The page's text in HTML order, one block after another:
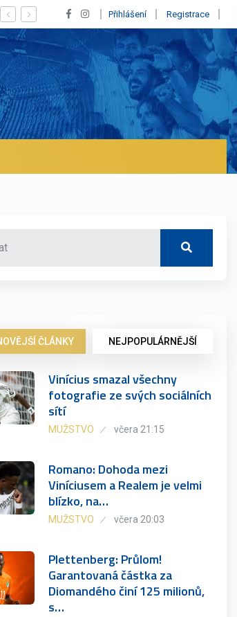
se klub na trh už v lednu? | BALETKY #33
Přihlášení Registrace
ČLÁNKY NEJPOPULÁRNĚJŠÍ
Vinícius smazal všechny
fotografie ze svých sociálních
sítí
MUŽSTVO včera 21:15
Romano: Dohoda mezi
Viníciusem a Realem je velmi
blízko, na…
MUŽSTVO včera 20:03
Plettenberg: Průlom!
Garantovaná částka za
Diomandého činí 125 milionů,
s…